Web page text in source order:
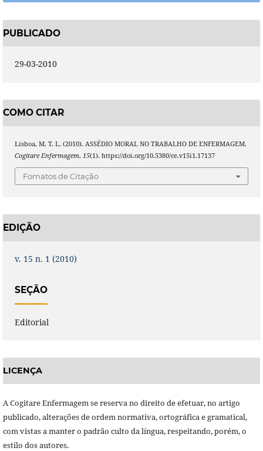
PUBLICADO
29-03-2010
COMO CITAR
Lisboa, M. T. L. (2010). ASSÉDIO MORAL NO TRABALHO DE ENFERMAGEM.
Cogitare Enfermagem, 15(1). https://doi.org/10.5380/ce.v15i1.17137
Fomatos de Citação
EDIÇÃO
v. 15 n. 1 (2010)
SEÇÃO
Editorial
LICENÇA
A Cogitare Enfermagem se reserva no direito de efetuar, no artigo
publicado, alterações de ordem normativa, ortográfica e gramatical,
com vistas a manter o padrão culto da língua, respeitando, porém, o
estilo dos autores.